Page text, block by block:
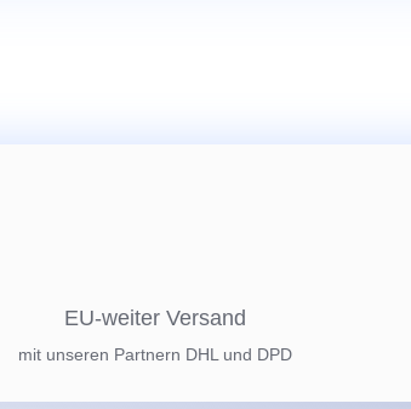
EU-weiter Versand
mit unseren Partnern DHL und DPD